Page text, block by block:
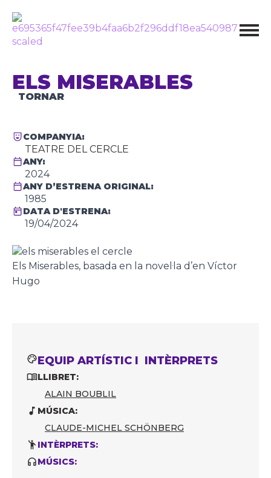
ELS MISERABLES
TORNAR
COMPANYIA:
TEATRE DEL CERCLE
ANY:
2024
ANY D’ESTRENA ORIGINAL:
1985
DATA D'ESTRENA:
19/04/2024
Els Miserables, basada en la novel·la d’en Víctor
Hugo
EQUIP ARTÍSTIC I INTÈRPRETS
LLIBRET:
ALAIN BOUBLIL
MÚSICA:
CLAUDE-MICHEL SCHÖNBERG
INTÈRPRETS:
MÚSICS: